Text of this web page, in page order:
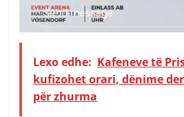
Lexo edhe: Kafeneve të
kufizohet orari, dënime
për zhurma